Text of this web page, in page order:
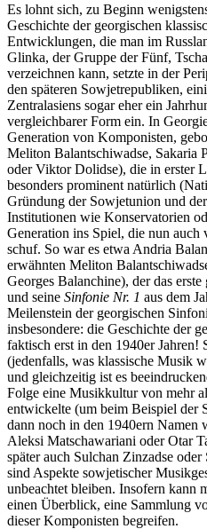
Es lohnt sich, zu Beginn
Geschichte der georgischen
Entwicklungen, die man im
Glinka, der Gruppe der Fünf,
verzeichnen kann, setzte in der
den späteren Sowjetrepubliken,
Zentralasiens sogar eher ein
vergleichbarer Form ein. In
Generation von Komponisten,
Meliton Balantschiwadse,
oder Viktor Dolidse), die in erster
besonders prominent natürlich
Gründung der Sowjetunion und
Institutionen wie Konservatorien
Generation ins Spiel, die nun auch
schuf. So war es etwa Andria
erwähnten Meliton
Georges Balanchine), der das
und seine Sinfonie Nr. 1 aus dem
Meilenstein der georgischen
insbesondere: die Geschichte der
faktisch erst in den 1940er Jahren!
(jedenfalls, was klassische Musik
und gleichzeitig ist es
Folge eine Musikkultur von mehr
entwickelte (um beim Beispiel der
dann noch in den 1940ern Namen
Aleksi Matschawariani oder Otar
später auch Sulchan Zinzadse
sind Aspekte sowjetischer
unbeachtet bleiben. Insofern kann
einen Überblick, eine Sammlung
dieser Komponisten begreifen.